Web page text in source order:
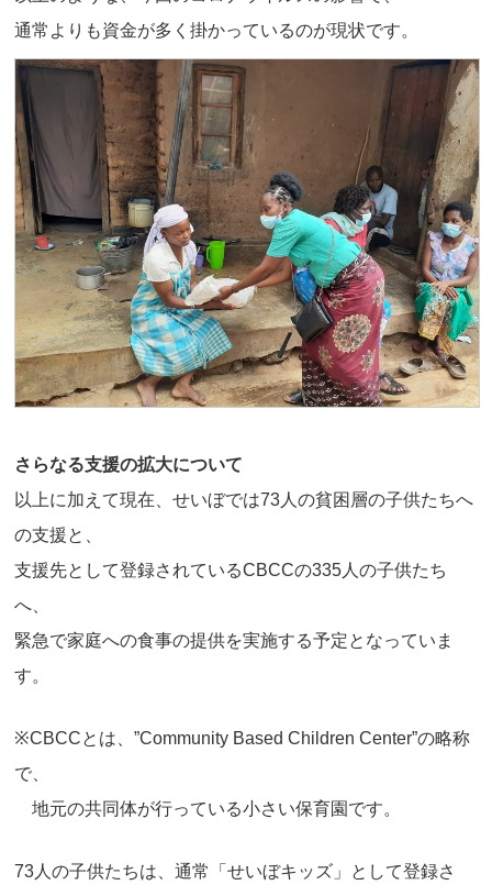
通常よりも資金が多く掛かっているのが現状です。
さらなる支援の拡大について
以上に加えて現在、せいぼでは73人の貧困層の子供たちへ
の支援と、
支援先として登録されているCBCCの335人の子供たち
へ、
緊急で家庭への食事の提供を実施する予定となっていま
す。
※CBCCとは、”Community Based Children Center”の略称
で、
地元の共同体が行っている小さい保育園です。
73人の子供たちは、通常「せいぼキッズ」として登録さ